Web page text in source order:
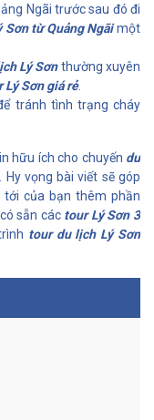
Ngãi trước sau đó đi
Sơn từ Quảng Ngãimột
Lý Sơnthường xuyên
Lý Sơn giá rẻ.
tránh tình trạng cháy
hữu ích cho chuyến du
vọng bài viết sẽ góp
của bạn thêm phần
sẵn các tour Lý Sơn 3
tour du lịch Lý Sơn